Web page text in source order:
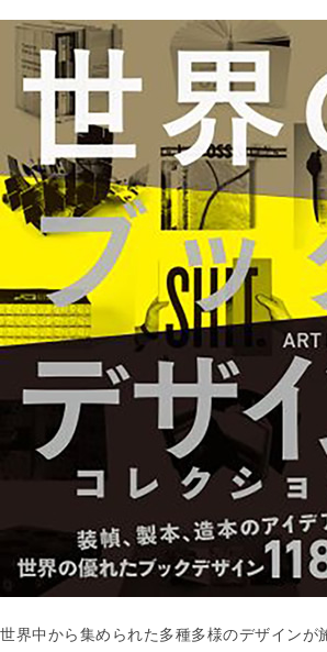
世界中から集められた多種多様のデザイン